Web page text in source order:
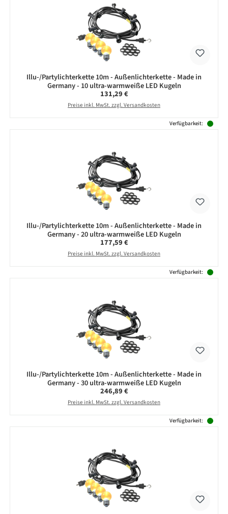
Illu-/Partylichterkette 10m - Außenlichterkette - Made in
Germany - 10 ultra-warmweiße LED Kugeln
Regulärer Preis:
131,29 €
Preise inkl. MwSt. zzgl. Versandkosten
Verfügbarkeit:
Illu-/Partylichterkette 10m - Außenlichterkette - Made in
Germany - 20 ultra-warmweiße LED Kugeln
Regulärer Preis:
177,59 €
Preise inkl. MwSt. zzgl. Versandkosten
Verfügbarkeit:
Illu-/Partylichterkette 10m - Außenlichterkette - Made in
Germany - 30 ultra-warmweiße LED Kugeln
Regulärer Preis:
246,89 €
Preise inkl. MwSt. zzgl. Versandkosten
Verfügbarkeit: